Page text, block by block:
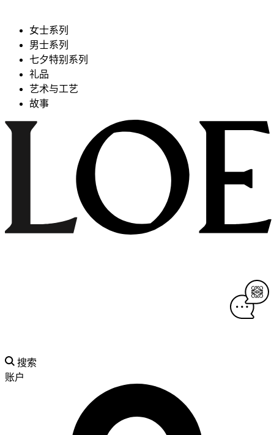
女士系列
男士系列
七夕特别系列
礼品
艺术与工艺
故事
搜索
账户